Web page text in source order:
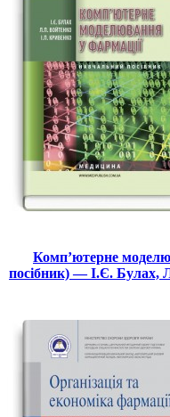
Комп’ютерне
посібник) — І.Є. Булах,